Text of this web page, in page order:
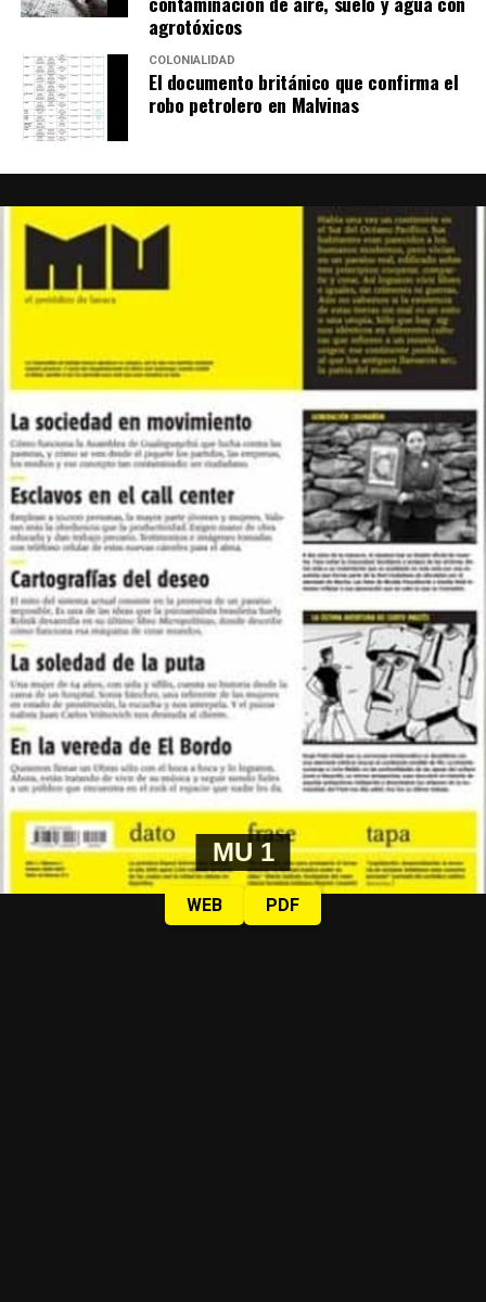
agrotóxicos
COLONIALIDAD
El documento británico que confirma el
robo petrolero en Malvinas
MU 1
WEB PDF